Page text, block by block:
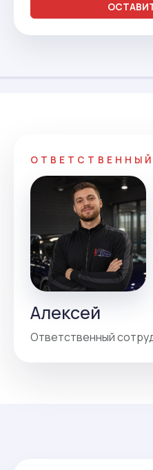
Алексей
Ответственный